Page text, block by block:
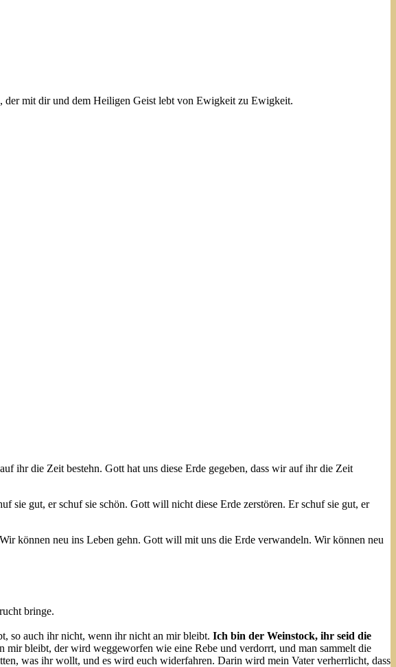
der mit dir und dem Heiligen Geist lebt von Ewigkeit zu Ewigkeit.
ihr die Zeit bestehn. Gott hat uns diese Erde gegeben, dass wir auf ihr die Zeit
sie gut, er schuf sie schön. Gott will nicht diese Erde zerstören. Er schuf sie gut, er
können neu ins Leben gehn. Gott will mit uns die Erde verwandeln. Wir können neu
bringe.
so auch ihr nicht, wenn ihr nicht an mir bleibt. Ich bin der Weinstock, ihr seid die
mir bleibt, der wird weggeworfen wie eine Rebe und verdorrt, und man sammelt die
was ihr wollt, und es wird euch widerfahren. Darin wird mein Vater verherrlicht, dass